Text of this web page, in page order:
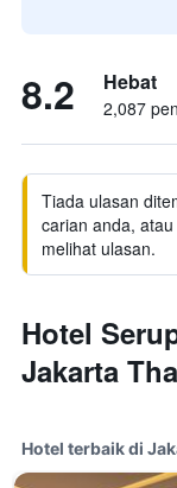
8.2 Hebat
2,087
Tiada ulasan
carian anda,
melihat ulasan.
Hotel
Jakarta
Hotel terbaik di